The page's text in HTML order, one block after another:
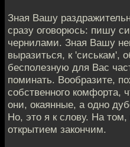
Зная Вашу
сразу оговорюсь: пишу
чернилами. Зная Вашу
выразиться, к 'сиськам',
бесполезную для Вас
поминать. Вообразите,
собственного
они, окаянные, а одно
Но, это я к слову. На
открытием закончим.